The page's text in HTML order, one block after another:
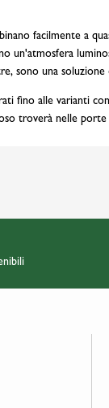
facilmente a
un'atmosfera
sono una soluzione
fino alle varianti
troverà nelle